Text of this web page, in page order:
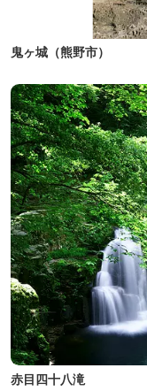
鬼ヶ城（熊野市）
赤目四十八滝